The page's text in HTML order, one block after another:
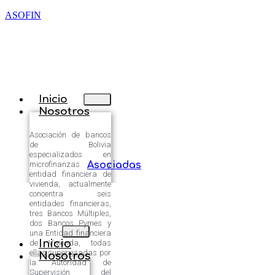
ASOFIN
Inicio
Nosotros
Asociación de bancos
de Bolivia
especializados en
microfinanzas y
entidad financiera de
vivienda, actualmente
concentra seis
entidades financieras,
tres Bancos Múltiples,
dos Bancos Pymes y
una Entidad financiera
de Vivienda, todas
ellas supervisadas por
la Autoridad de
Supervisión del
Asociadas
Inicio
Nosotros